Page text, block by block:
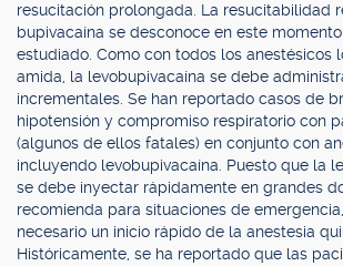
resucitación prolongada. La resucitabilidad
bupivacaína se desconoce en este
estudiado. Como con todos los anestésicos
amida, la levobupivacaína se debe
incrementales. Se han reportado casos de
hipotensión y compromiso respiratorio con
(algunos de ellos fatales) en conjunto con
incluyendo levobupivacaína. Puesto que la
se debe inyectar rápidamente en grandes
recomienda para situaciones de
necesario un inicio rápido de la anestesia
Históricamente, se ha reportado que las